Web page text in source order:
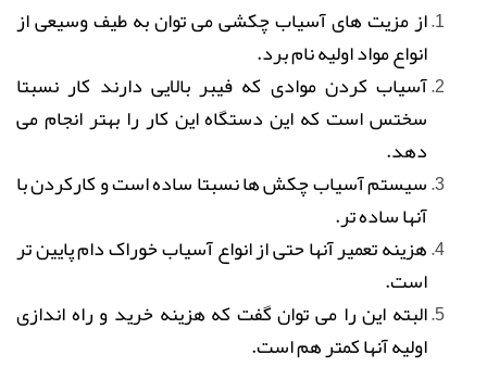
از مزیت های آسیاب چکشی می توان به طیف وسیعی از
انواع مواد اولیه نام برد.
آسیاب کردن موادی که فیبر بالایی دارند کار نسبتا
سختس است که این دستگاه این کار را بهتر انجام می
دهد.
سیستم آسیاب چکش ها نسبتا ساده است و کارکردن با
آنها ساده تر.
هزینه تعمیر آنها حتی از انواع آسیاب خوراک دام پایین تر
است.
البته این را می توان گفت که هزینه خرید و راه اندازی
اولیه آنها کمتر هم است.